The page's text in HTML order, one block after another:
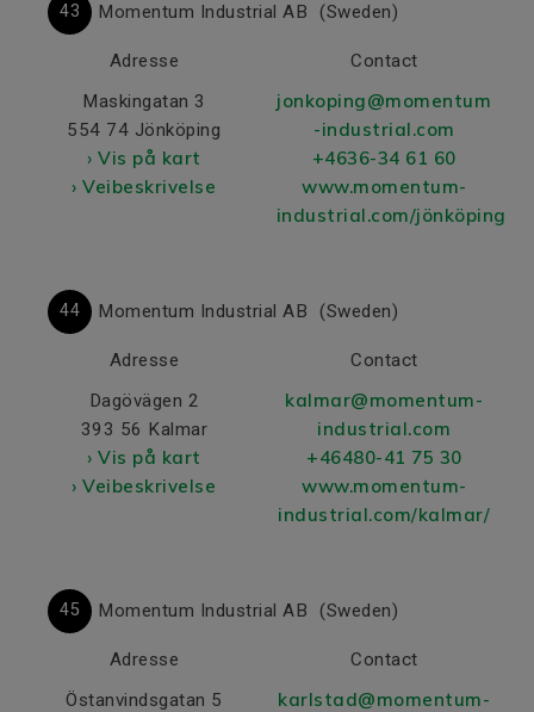
43 Momentum Industrial AB (Sweden)
Adresse
Maskingatan 3
554 74 Jönköping
› Vis på kart
› Veibeskrivelse
Contact
jonkoping@momentum
-industrial.com
+4636-34 61 60
www.momentum-
industrial.com/jönköping/
44 Momentum Industrial AB (Sweden)
Adresse
Dagövägen 2
393 56 Kalmar
› Vis på kart
› Veibeskrivelse
Contact
kalmar@momentum-
industrial.com
+46480-41 75 30
www.momentum-
industrial.com/kalmar/
45 Momentum Industrial AB (Sweden)
Adresse
Östanvindsgatan 5
Contact
karlstad@momentum-